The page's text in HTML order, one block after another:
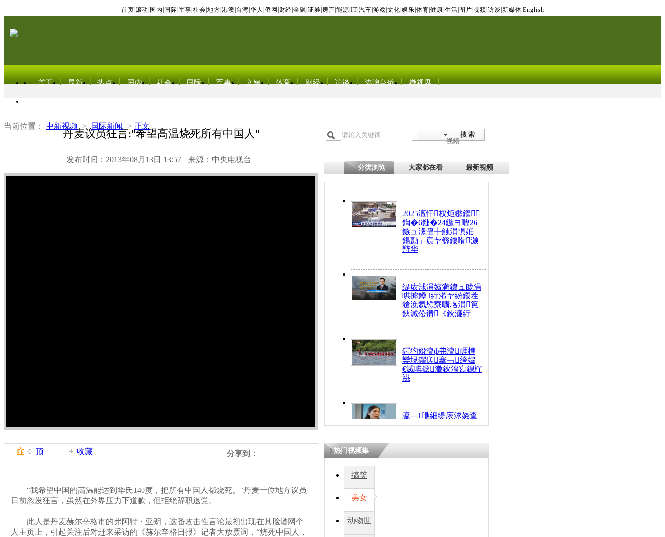
首页 滚动 国内 国际 军事 社会 地方 港澳 台湾 华人 侨网 财经 金融 证券 房产 能源 IT| 汽车 游戏 文化 娱乐 体育 健康 生活 图片 视频 访谈 新媒体 English
首页 最新 热点 国内 社会 国际 军事 文娱 体育 财经 访谈 港澳台侨 微视界
当前位置： 中新视频 > 国际新闻 > 正文
丹麦议员狂言:"希望高温烧死所有中国人"
发布时间：2013年08月13日 13:57 来源：中央电视台
搜 索
视频
分类浏览 大家都在看 最新视频
2025澶忓杈炬矁鏂
鍧�6鏈�24鏃ヨ嚦26
鏃ュ湪澶╂触涓惧姙
鍚勯」宸ヤ綔鍑嗗灏
辩华
缇庡浗涓嬪満鍏ュ眬涓
哄摢鑸紵浠ヤ紛鍐茬
獊浼氬惁寮曠垎涓笢
鈥滅伀鑽《鈥濓紵
鍔犳嬁澶ф弗澶崕榫
欒垷鑺傞搴﹁绔嬧
€滅唺鐚澂鈥濇寫鎴樿
禌
瀛﹁€咃細缇庡浗娆查
€间笢鍗椾簹涓庝腑鍥
瘑灞€
0 顶 收藏 分享到：
“我希望中国的高温能达到华氏140度，把所有中国人都烧死。”丹麦一位地方议员
日前忽发狂言，虽然在外界压力下道歉，但拒绝辞职退党。
此人是丹麦赫尔辛格市的弗阿特・亚朗，这番攻击性言论最初出现在其脸谱网个
人主页上，引起关注后对赶来采访的《赫尔辛格日报》记者大放厥词，“烧死中国人，
热门视频集
搞笑
美女
动物世